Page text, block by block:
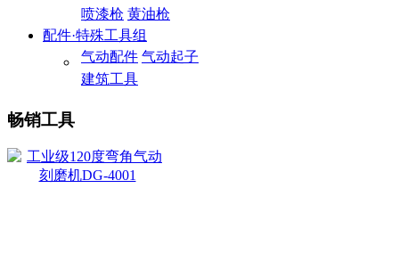
喷漆枪 黄油枪
配件·特殊工具组
气动配件 气动起子
建筑工具
畅销工具